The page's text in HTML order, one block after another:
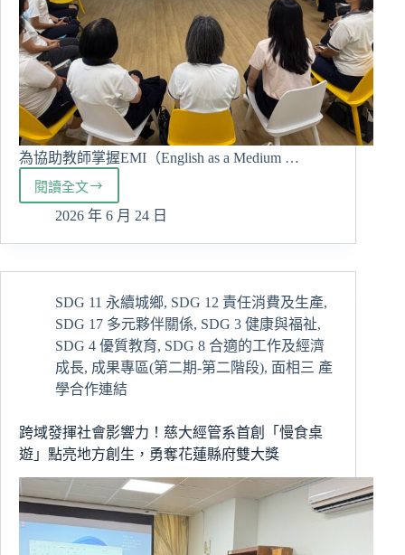
為協助教師掌握EMI（English as a Medium …
閱讀全文
教
師
生！
過
遊
戲
體
驗
升
EMI
課
堂
參
與
的
2026 年 6 月 24 日
SDG 11 永續城鄉, SDG 12 責任消費及生產,
SDG 17 多元夥伴關係, SDG 3 健康與福祉,
SDG 4 優質教育, SDG 8 合適的工作及經濟
成長, 成果專區(第二期-第二階段), 面相三 產
學合作連結
跨域發揮社會影響力！慈大經管系首創「慢食桌
遊」點亮地方創生，勇奪花蓮縣府雙大獎